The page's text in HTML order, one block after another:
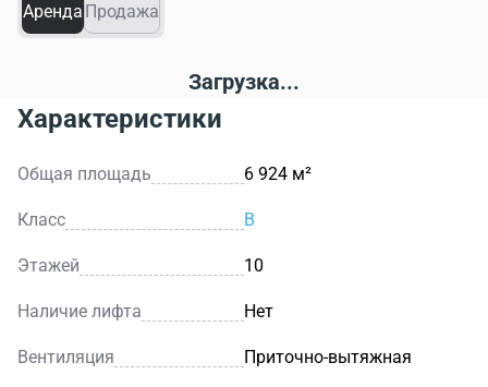
Аренда Продажа
Загрузка...
Характеристики
Общая площадь 6 924 м²
Класс B
Этажей 10
Наличие лифта Нет
Вентиляция Приточно-вытяжная